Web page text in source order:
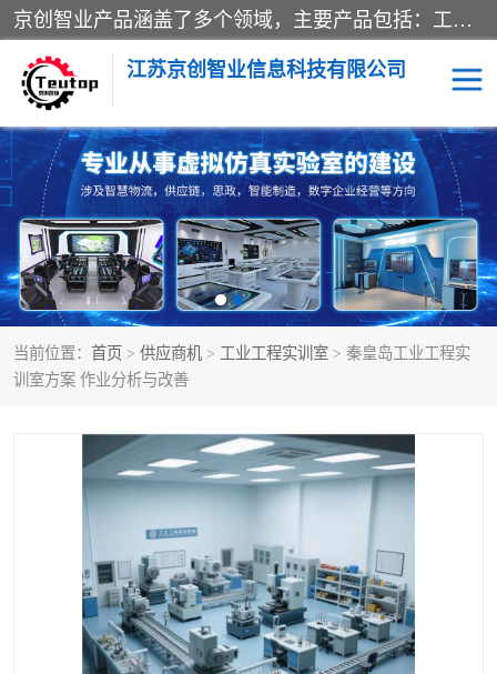
京创智业产品涵盖了多个领域，主要产品包括：工业4.0生产线解决方案，智慧物流综合实训室，教学设备与实验室建设，虚拟仿真实验室等。公司将秉持“创新、执着、诚信、共赢”的理念，以“将服务当作使命”为核心价值观，致力于为客户创造价值，与客户、合作伙伴和员工共同成长。
江苏京创智业信息科技有限公司
当前位置： 首页 > 供应商机 > 工业工程实训室 > 秦皇岛工业工程实
训室方案 作业分析与改善
VR物流实训 低碳供应链
生产系统仿真 冷链物流
供应链管理 思政
智慧零售实训 智能制造
物流数字孪生 数字企业经营
工业工程实训室